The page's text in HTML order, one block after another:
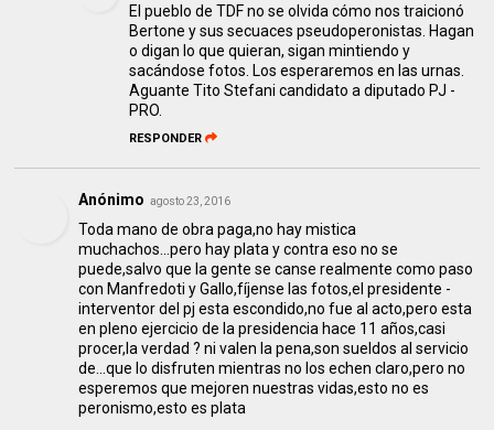
El pueblo de TDF no se olvida cómo nos traicionó
Bertone y sus secuaces pseudoperonistas. Hagan
o digan lo que quieran, sigan mintiendo y
sacándose fotos. Los esperaremos en las urnas.
Aguante Tito Stefani candidato a diputado PJ -
PRO.
RESPONDER
Anónimo agosto 23, 2016
Toda mano de obra paga,no hay mistica
muchachos...pero hay plata y contra eso no se
puede,salvo que la gente se canse realmente como paso
con Manfredoti y Gallo,fíjense las fotos,el presidente -
interventor del pj esta escondido,no fue al acto,pero esta
en pleno ejercicio de la presidencia hace 11 años,casi
procer,la verdad ? ni valen la pena,son sueldos al servicio
de...que lo disfruten mientras no los echen claro,pero no
esperemos que mejoren nuestras vidas,esto no es
peronismo,esto es plata